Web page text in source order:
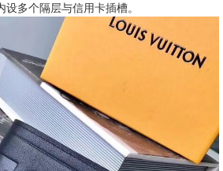
多个隔层与信用卡插槽。